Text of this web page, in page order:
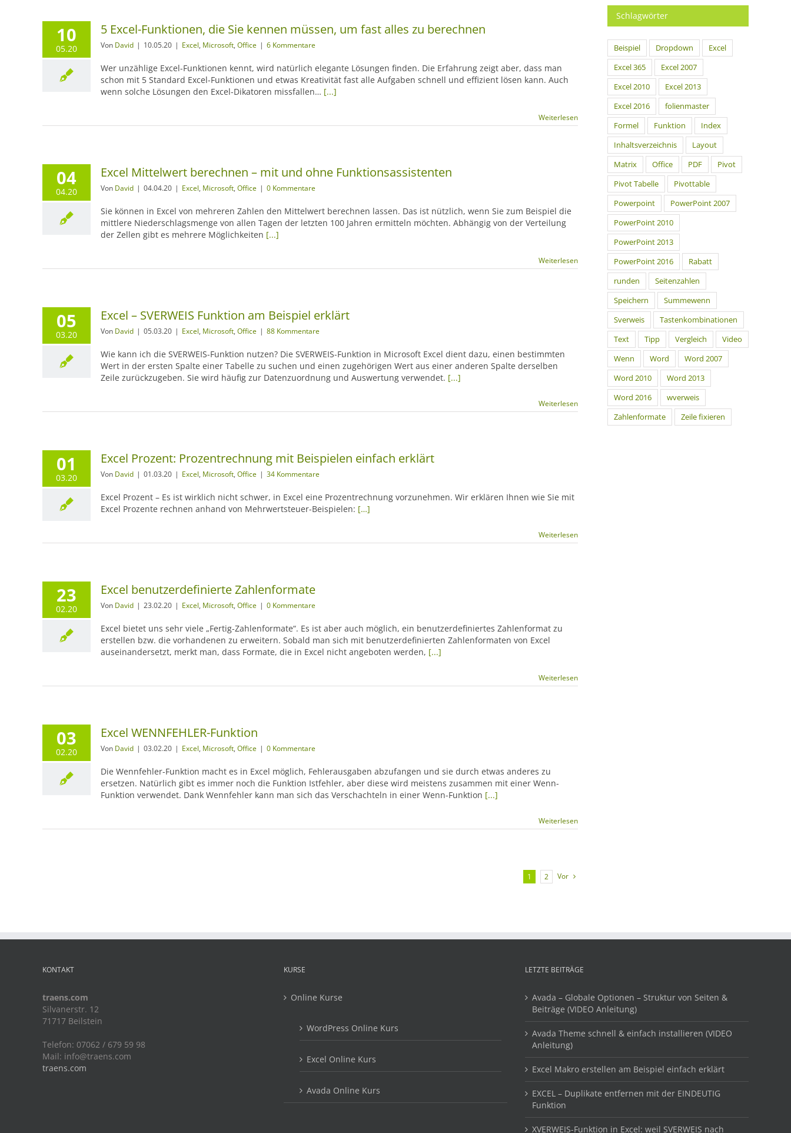
10
05.20
5 Excel-Funktionen, die Sie kennen müssen, um fast alles zu berechnen
Von David | 10.05.20 | Excel, Microsoft, Office | 6 Kommentare
Wer unzählige Excel-Funktionen kennt, wird natürlich elegante Lösungen finden. Die Erfahrung zeigt aber, dass man
schon mit 5 Standard Excel-Funktionen und etwas Kreativität fast alle Aufgaben schnell und effizient lösen kann. Auch
wenn solche Lösungen den Excel-Dikatoren missfallen… [...]
Weiterlesen
04
04.20
Excel Mittelwert berechnen – mit und ohne Funktionsassistenten
Von David | 04.04.20 | Excel, Microsoft, Office | 0 Kommentare
Sie können in Excel von mehreren Zahlen den Mittelwert berechnen lassen. Das ist nützlich, wenn Sie zum Beispiel die
mittlere Niederschlagsmenge von allen Tagen der letzten 100 Jahren ermitteln möchten. Abhängig von der Verteilung
der Zellen gibt es mehrere Möglichkeiten [...]
Weiterlesen
05
03.20
Excel – SVERWEIS Funktion am Beispiel erklärt
Von David | 05.03.20 | Excel, Microsoft, Office | 88 Kommentare
Wie kann ich die SVERWEIS-Funktion nutzen? Die SVERWEIS-Funktion in Microsoft Excel dient dazu, einen bestimmten
Wert in der ersten Spalte einer Tabelle zu suchen und einen zugehörigen Wert aus einer anderen Spalte derselben
Zeile zurückzugeben. Sie wird häufig zur Datenzuordnung und Auswertung verwendet. [...]
Weiterlesen
01
03.20
Excel Prozent: Prozentrechnung mit Beispielen einfach erklärt
Von David | 01.03.20 | Excel, Microsoft, Office | 34 Kommentare
Excel Prozent – Es ist wirklich nicht schwer, in Excel eine Prozentrechnung vorzunehmen. Wir erklären Ihnen wie Sie mit
Excel Prozente rechnen anhand von Mehrwertsteuer-Beispielen: […]
Weiterlesen
23
02.20
Excel benutzerdefinierte Zahlenformate
Von David | 23.02.20 | Excel, Microsoft, Office | 0 Kommentare
Excel bietet uns sehr viele „Fertig-Zahlenformate“. Es ist aber auch möglich, ein benutzerdefiniertes Zahlenformat zu
erstellen bzw. die vorhandenen zu erweitern. Sobald man sich mit benutzerdefinierten Zahlenformaten von Excel
auseinandersetzt, merkt man, dass Formate, die in Excel nicht angeboten werden, [...]
Weiterlesen
03
02.20
Excel WENNFEHLER-Funktion
Von David | 03.02.20 | Excel, Microsoft, Office | 0 Kommentare
Die Wennfehler-Funktion macht es in Excel möglich, Fehlerausgaben abzufangen und sie durch etwas anderes zu
ersetzen. Natürlich gibt es immer noch die Funktion Istfehler, aber diese wird meistens zusammen mit einer Wenn-
Funktion verwendet. Dank Wennfehler kann man sich das Verschachteln in einer Wenn-Funktion [...]
Weiterlesen
1 2 Vor
Schlagwörter
Beispiel Dropdown
Excel
Excel 365
Excel 2007
Excel 2010
Excel 2013
Excel 2016
folienmaster
Formel
Funktion
Index
Inhaltsverzeichnis
Layout
Matrix
Office PDF
Pivot
Pivot Tabelle
Pivottable
Powerpoint
PowerPoint 2007
PowerPoint 2010
PowerPoint 2013
PowerPoint 2016
Rabatt
runden
Seitenzahlen
Speichern
Summewenn
Sverweis
Tastenkombinationen
Text
Tipp Vergleich
Video
Wenn
Word
Word 2007
Word 2010
Word 2013
Word 2016
wverweis
Zahlenformate
Zeile fixieren
KONTAKT
traens.com
Silvanerstr. 12
71717 Beilstein
Telefon: 07062 / 679 59 98
Mail: info@traens.com
traens.com
KURSE
Online Kurse
WordPress Online Kurs
Excel Online Kurs
Avada Online Kurs
LETZTE BEITRÄGE
Avada – Globale Optionen – Struktur von Seiten &
Beiträge (VIDEO Anleitung)
Avada Theme schnell & einfach installieren (VIDEO
Anleitung)
Excel Makro erstellen am Beispiel einfach erklärt
EXCEL – Duplikate entfernen mit der EINDEUTIG
Funktion
XVERWEIS-Funktion in Excel: weil SVERWEIS nach